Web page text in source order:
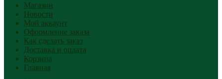
Магазин
Новости
Мой аккаунт
Оформление заказа
Как сделать заказ
Доставка и оплата
Корзина
Главная